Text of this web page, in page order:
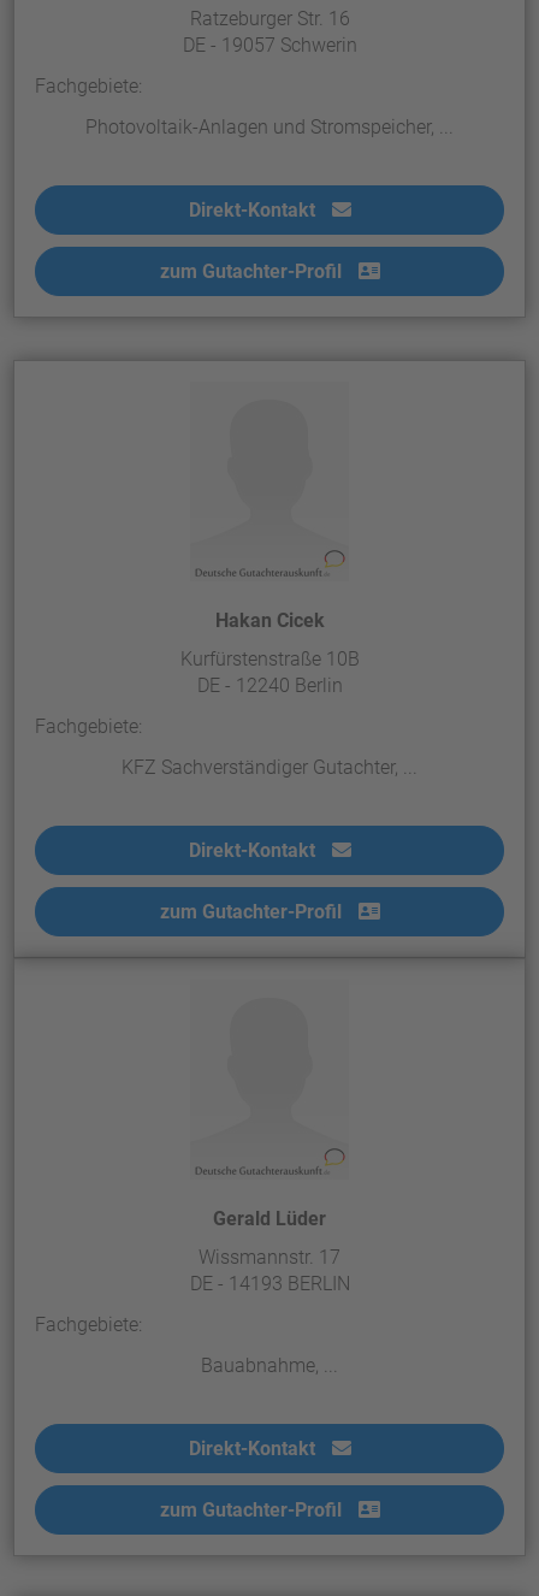
Ratzeburger Str. 16
DE - 19057 Schwerin
Fachgebiete:
Photovoltaik-Anlagen und Stromspeicher, ...
Direkt-Kontakt
zum Gutachter-Profil
Hakan Cicek
Kurfürstenstraße 10B
DE - 12240 Berlin
Fachgebiete:
KFZ Sachverständiger Gutachter, ...
Direkt-Kontakt
zum Gutachter-Profil
Gerald Lüder
Wissmannstr. 17
DE - 14193 BERLIN
Fachgebiete:
Bauabnahme, ...
Direkt-Kontakt
zum Gutachter-Profil